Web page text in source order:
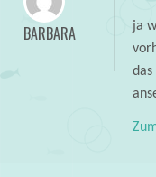
BARBARA
ja